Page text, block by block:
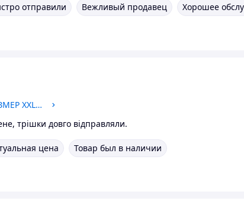
отправили Вежливый продавец Хорошее
Мужская майка Slim'N Lift РАЗМЕР XXL, Мужская утягивающая майка S-XXXL
трішки довго відправляли.
цена Товар был в наличии